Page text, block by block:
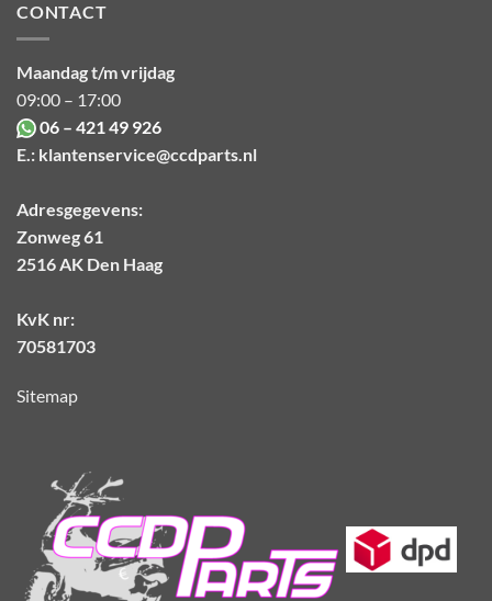
CONTACT
Maandag t/m vrijdag
09:00 – 17:00
06 – 421 49 926
E.: klantenservice@ccdparts.nl
Adresgegevens:
Zonweg 61
2516 AK Den Haag
KvK nr:
70581703
Sitemap